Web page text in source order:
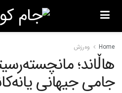
Home وەرزش
هاڵاند؛
جامی جیهانی